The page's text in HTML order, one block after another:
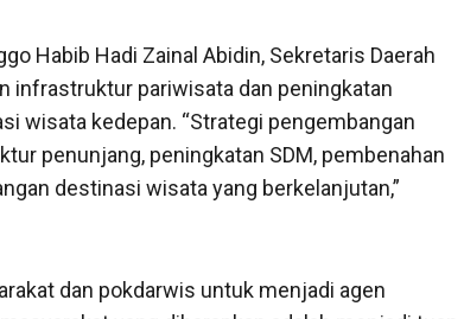
Habib Hadi Zainal Abidin, Sekretaris Daerah
infrastruktur pariwisata dan peningkatan
wisata kedepan. “Strategi pengembangan
penunjang, peningkatan SDM, pembenahan
destinasi wisata yang berkelanjutan,”
dan pokdarwis untuk menjadi agen